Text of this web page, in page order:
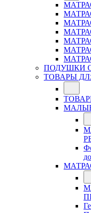
ПОДУШКИ
ТОВАРЫ